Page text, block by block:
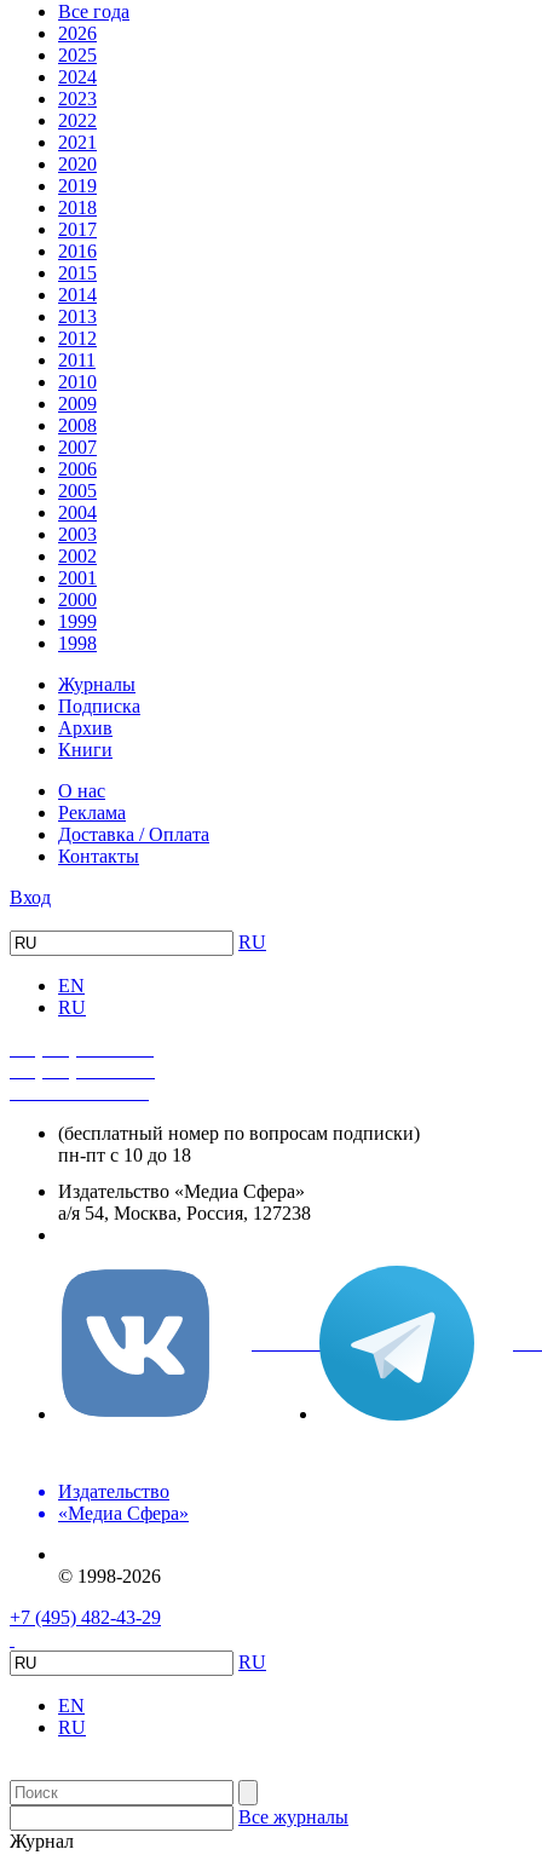
Все года
2026
2025
2024
2023
2022
2021
2020
2019
2018
2017
2016
2015
2014
2013
2012
2011
2010
2009
2008
2007
2006
2005
2004
2003
2002
2001
2000
1999
1998
Журналы
Подписка
Архив
Книги
О нас
Реклама
Доставка / Оплата
Контакты
Вход
RU
EN
RU
(бесплатный номер по вопросам подписки)
пн-пт с 10 до 18
Издательство «Медиа Сфера»
а/я 54, Москва, Россия, 127238
вКонтакте
Издательство
«Медиа Сфера»
© 1998-2026
+7 (495) 482-43-29
RU
EN
RU
Все журналы
Журнал